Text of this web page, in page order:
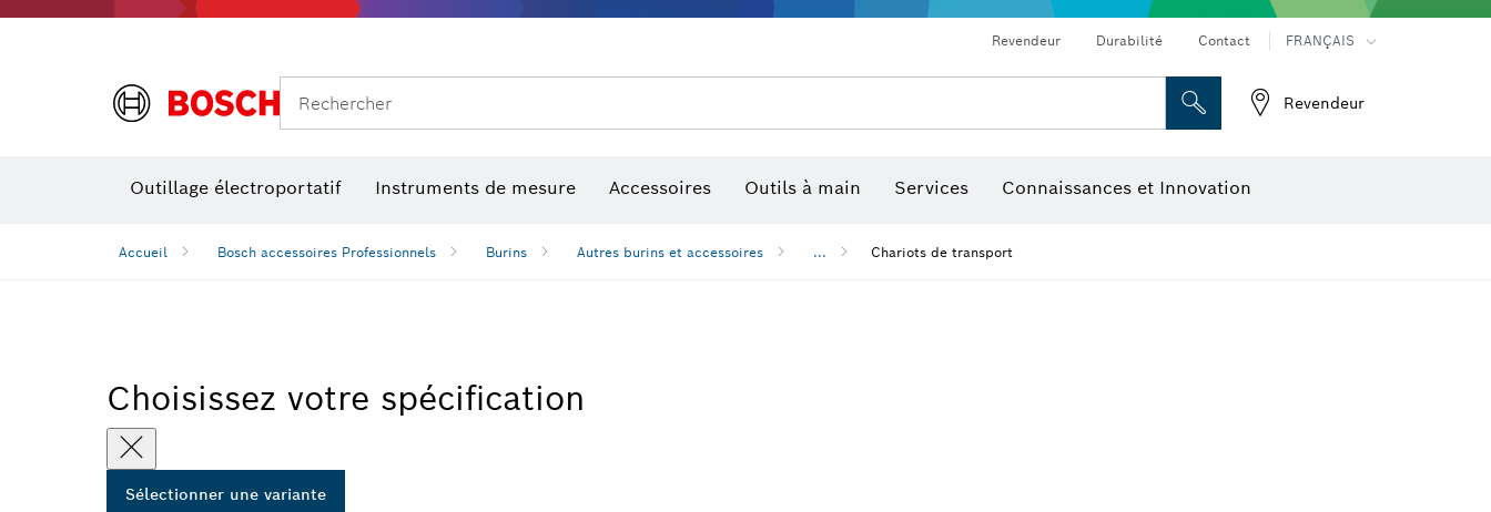
Revendeur Durabilité Contact FRANÇAIS
Rechercher Revendeur
Outillage électroportatif Instruments de mesure Accessoires Outils à main Services Connaissances et Innovation
Accueil Bosch accessoires Professionnels Burins Autres burins et accessoires ... Chariots de transport
Choisissez votre spécification
Sélectionner une variante